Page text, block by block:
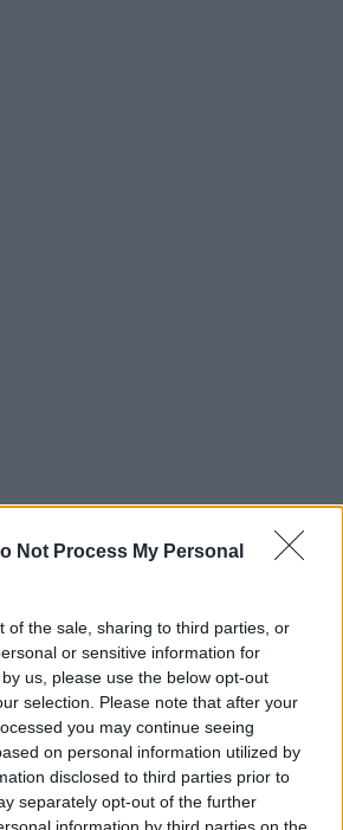
Not Process My Personal
of the sale, sharing to third parties, or
or sensitive information for
us, please use the below opt-out
selection. Please note that after your
you may continue seeing
on personal information utilized by
disclosed to third parties prior to
separately opt-out of the further